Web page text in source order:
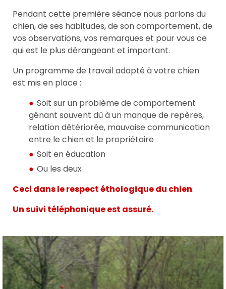
Pendant cette première séance nous parlons du
chien, de ses habitudes, de son comportement, de
vos observations, vos remarques et pour vous ce
qui est le plus dérangeant et important.
Un programme de travail adapté à votre chien
est mis en place :
Soit sur un problème de comportement
gênant souvent dû à un manque de repères,
relation détériorée, mauvaise communication
entre le chien et le propriétaire
Soit en éducation
Ou les deux
Ceci dans le respect éthologique du chien.
Un suivi téléphonique est assuré.